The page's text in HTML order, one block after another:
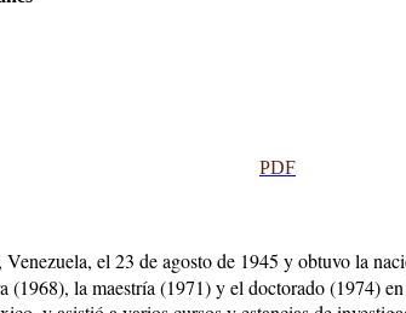
PDF
el 23 de agosto de 1945 y obtuvo la
(1968), la maestría (1971) y el doctorado (1974)